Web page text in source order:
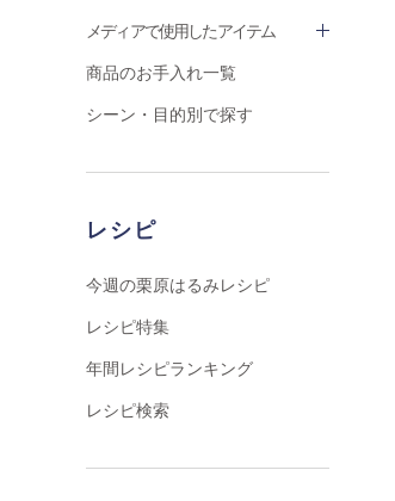
メディアで使用したアイテム
商品のお手入れ一覧
シーン・目的別で探す
レシピ
今週の栗原はるみレシピ
レシピ特集
年間レシピランキング
レシピ検索